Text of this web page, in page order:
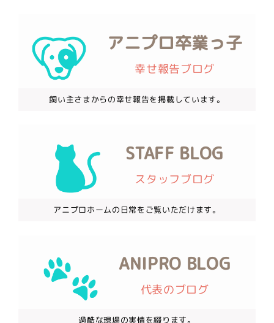
アニプロ卒業っ子
幸せ報告ブログ
飼い主さまからの幸せ報告を掲載しています。
STAFF BLOG
スタッフブログ
アニプロホームの日常をご覧いただけます。
ANIPRO BLOG
代表のブログ
過酷な現場の実情を綴ります。